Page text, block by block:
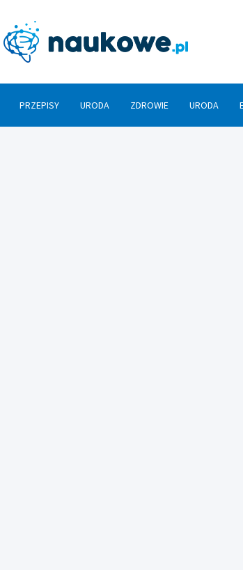
PRZEPISY URODA ZDROWIE URODA